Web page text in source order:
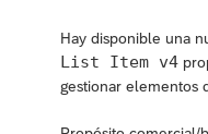
Hay disponible una
List Item v4
gestionar elementos